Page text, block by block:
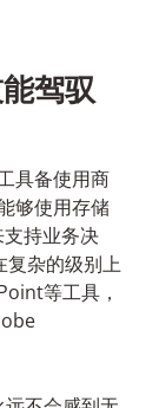
驾驭
具备使用商
够使用存储
持业务决
杂的级别上
等工具，